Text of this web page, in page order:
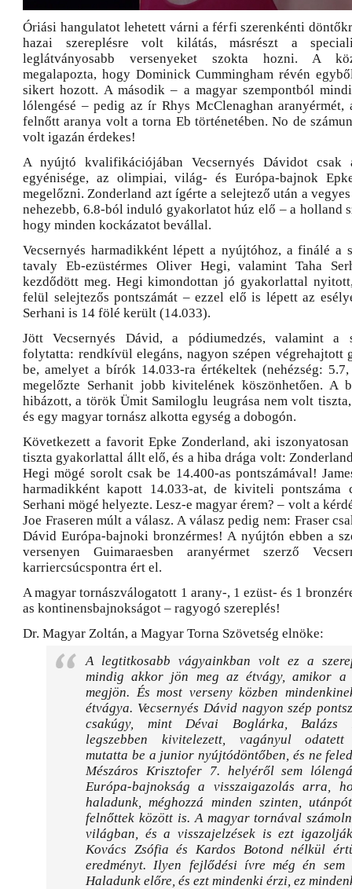
Óriási hangulatot lehetett várni a férfi szerenkénti
hazai szereplésre volt kilátás, másrészt a
leglátványosabb versenyeket szokta hozni. A
megalapozta, hogy Dominick Cummingham révén
sikert hozott. A második – a magyar szempontból
lólengésé – pedig az ír Rhys McClenaghan aranyérmét,
felnőtt aranya volt a torna Eb történetében. No de
volt igazán érdekes!
A nyújtó kvalifikációjában Vecsernyés Dávidot csak
egyénisége, az olimpiai, világ- és Európa-bajnok
megelőzni. Zonderland azt ígérte a selejtező után a
nehezebb, 6.8-ból induló gyakorlatot húz elő – a holland
hogy minden kockázatot bevállal.
Vecsernyés harmadikként lépett a nyújtóhoz, a finálé a
tavaly Eb-ezüstérmes Oliver Hegi, valamint Taha
kezdődött meg. Hegi kimondottan jó gyakorlattal
felül selejtezős pontszámát – ezzel elő is lépett az
Serhani is 14 fölé került (14.033).
Jött Vecsernyés Dávid, a pódiumedzés, valamint a
folytatta: rendkívül elegáns, nagyon szépen végrehajtott
be, amelyet a bírók 14.033-ra értékeltek (nehézség:
megelőzte Serhanit jobb kivitelének köszönhetően. A
hibázott, a török Ümit Samiloglu leugrása nem volt
és egy magyar tornász alkotta egység a dobogón.
Következett a favorit Epke Zonderland, aki
tiszta gyakorlattal állt elő, és a hiba drága volt:
Hegi mögé sorolt csak be 14.400-as pontszámával!
harmadikként kapott 14.033-at, de kiviteli pontszáma
Serhani mögé helyezte. Lesz-e magyar érem? – volt a
Joe Fraseren múlt a válasz. A válasz pedig nem: Fraser
Dávid Európa-bajnoki bronzérmes! A nyújtón ebben a
versenyen Guimaraesben aranyérmet szerző
karriercsúcspontra ért el.
A magyar tornászválogatott 1 arany-, 1 ezüst- és 1
as kontinensbajnokságot – ragyogó szereplés!
Dr. Magyar Zoltán, a Magyar Torna Szövetség elnöke:
A legtitkosabb vágyainkban volt ez a
mindig akkor jön meg az étvágy, amikor a
megjön. És most verseny közben
étvágya. Vecsernyés Dávid nagyon szép
csakúgy, mint Dévai Boglárka, Balázs
legszebben kivitelezett, vagányul
mutatta be a junior nyújtódöntőben, és ne
Mészáros Krisztofer 7. helyéről sem
Európa-bajnokság a visszaigazolás arra,
haladunk, méghozzá minden szinten,
felnőttek között is. A magyar tornával
világban, és a visszajelzések is ezt
Kovács Zsófia és Kardos Botond nélkül
eredményt. Ilyen fejlődési ívre még én sem
Haladunk előre, és ezt mindenki érzi, ez